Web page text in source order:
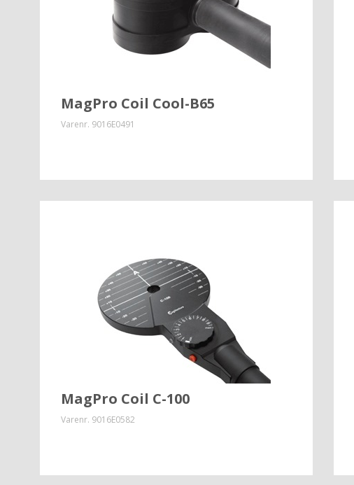
MagPro Coil Cool-B65
Varenr. 9016E0491
MagPro Coil C-100
Varenr. 9016E0582